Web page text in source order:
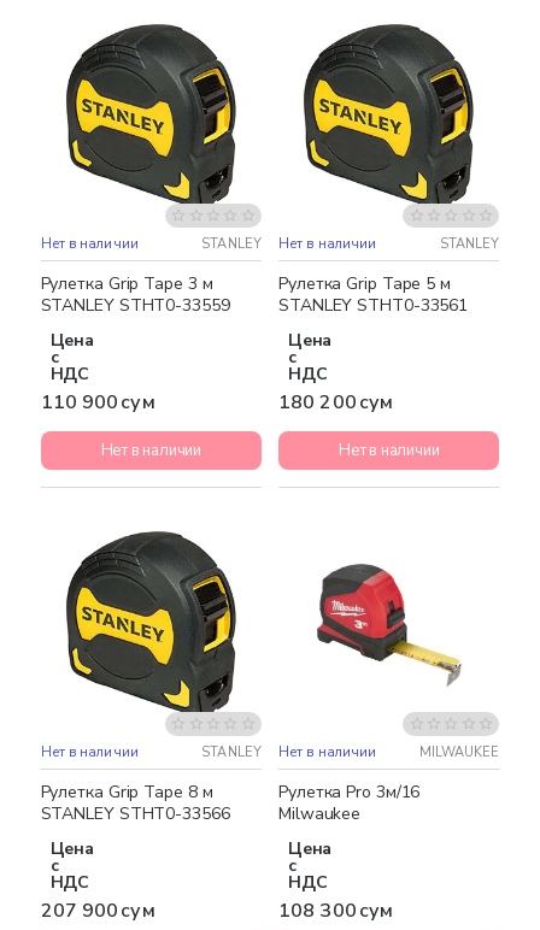
Нет в наличии STANLEY
Рулетка Grip Tape 3 м
STANLEY STHT0-33559
Цена
с
НДС
110 900 сум
Нет в наличии
Нет в наличии STANLEY
Рулетка Grip Tape 5 м
STANLEY STHT0-33561
Цена
с
НДС
180 200 сум
Нет в наличии
Нет в наличии STANLEY
Рулетка Grip Tape 8 м
STANLEY STHT0-33566
Цена
с
НДС
207 900 сум
Нет в наличии MILWAUKEE
Рулетка Pro 3м/16
Milwaukee
Цена
с
НДС
108 300 сум